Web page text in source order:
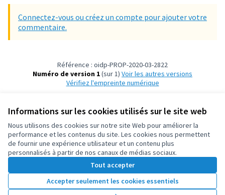
Informations sur les cookies utilisés sur le site web
Nous utilisons des cookies sur notre site Web pour améliorer la
performance et les contenus du site. Les cookies nous permettent
de fournir une expérience utilisateur et un contenu plus
personnalisés à partir de nos canaux de médias sociaux.
Tout accepter
Accepter seulement les cookies essentiels
Connectez-vous ou créez un compte pour ajouter votre
commentaire.
Référence : oidp-PROP-2020-03-2822
Numéro de version 1(sur 1)
voir les autres versions
Vérifiez l'empreinte numérique
Conditions d'utilisation
Paramètres des cookies
OIDP sur X
(Lien externe)
OIDP sur Facebook
(Lien externe)
OIDP sur YouTube
(Lien externe)
Français
Choose languageChoisir la langueElegir el idioma
Licence
(Lien